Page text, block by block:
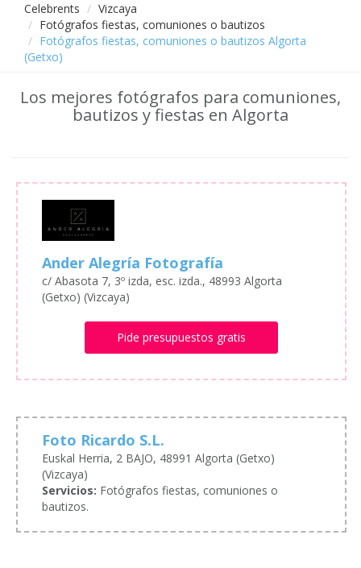
Celebrents
Vizcaya
Fotógrafos fiestas, comuniones o bautizos
Fotógrafos fiestas, comuniones o bautizos Algorta
(Getxo)
Los mejores fotógrafos para comuniones,
bautizos y fiestas en Algorta
Ander Alegría Fotografía
c/ Abasota 7, 3º izda, esc. izda., 48993 Algorta
(Getxo) (Vizcaya)
Pide presupuestos gratis
Foto Ricardo S.L.
Euskal Herria, 2 BAJO, 48991 Algorta (Getxo)
(Vizcaya)
Servicios: Fotógrafos fiestas, comuniones o
bautizos.